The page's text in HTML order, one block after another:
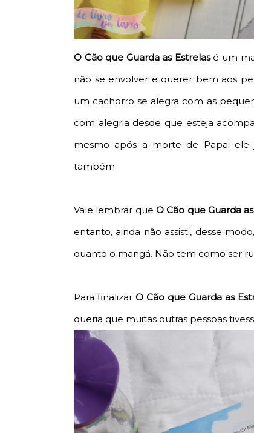
O Cão que Guarda as Estrelasé um
não se envolver e querer bem aos
um cachorro se alegra com as
com alegria desde que esteja
mesmo após a morte de Papai ele
também.
Vale lembrar que O Cão que Guarda
entanto, ainda não assisti, desse
quanto o mangá. Não tem como ser
Para finalizar O Cão que Guarda as
queria que muitas outras pessoas